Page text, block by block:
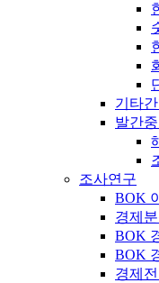
기타
발간
조사연구
BOK
경제
BOK
BOK
경제